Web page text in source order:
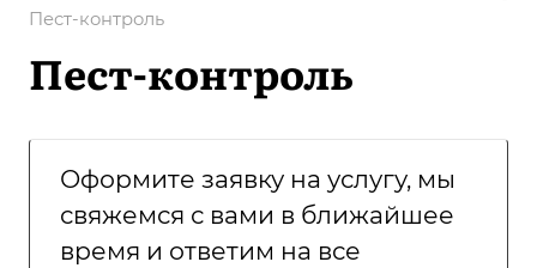
Пест-контроль
Пест-контроль
Оформите заявку на услугу, мы
свяжемся с вами в ближайшее
время и ответим на все